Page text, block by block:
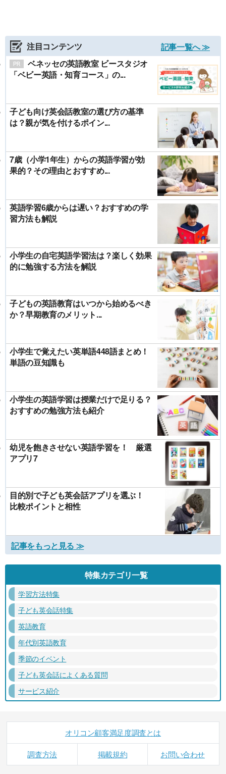
注目コンテンツ
記事一覧へ ≫
ベネッセの英語教室 ビースタジオ
「ベビー英語・知育コース」の...
子ども向け英会話教室の選び方の基準
は？親が気を付けるポイン...
7歳（小学1年生）からの英語学習が効
果的？その理由とおすすめ...
英語学習6歳からは遅い？おすすめの学
習方法も解説
小学生の自宅英語学習法は？楽しく効果
的に勉強する方法を解説
子どもの英語教育はいつから始めるべき
か？早期教育のメリット...
小学生で覚えたい英単語448語まとめ！
単語の豆知識も
小学生の英語学習は授業だけで足りる？
おすすめの勉強方法も紹介
幼児を飽きさせない英語学習を！ 厳選
アプリ7
目的別で子ども英会話アプリを選ぶ！
比較ポイントと相性
記事をもっと見る ≫
特集カテゴリ一覧
学習方法特集
子ども英会話特集
英語教育
年代別英語教育
季節のイベント
子ども英会話によくある質問
サービス紹介
オリコン顧客満足度調査とは
調査方法 掲載規約 お問い合わせ